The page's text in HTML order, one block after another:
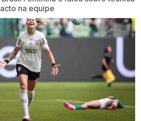
na equipe